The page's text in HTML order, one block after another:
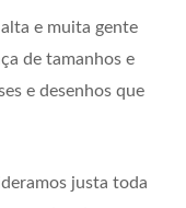
e muita gente
de tamanhos e
e desenhos que
justa toda